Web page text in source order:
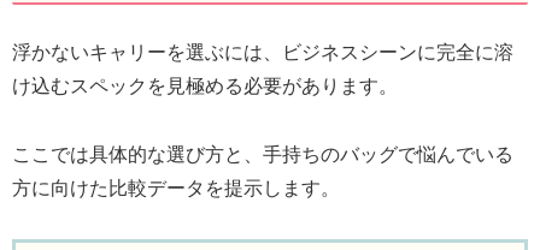
浮かないキャリーを選ぶには、ビジネスシーンに完全に溶
け込むスペックを見極める必要があります。
ここでは具体的な選び方と、手持ちのバッグで悩んでいる
方に向けた比較データを提示します。